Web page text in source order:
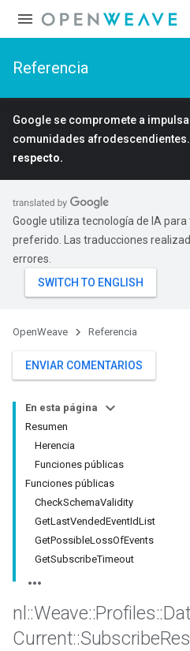
Referencia
Google se compromete a
comunidades afrodescendientes.
respecto.
Google utiliza tecnología de IA
preferido. Las traducciones
errores.
OpenWeave Referencia
ENVIAR COMENTARIOS
En esta página
Resumen
Herencia
Funciones públicas
Funciones públicas
CheckSchemaValidity
GetLastVendedEventIdList
GetPossibleLossOfEvents
GetSubscribeTimeout
nl ::Weave::Profiles::
Current::Subscribe